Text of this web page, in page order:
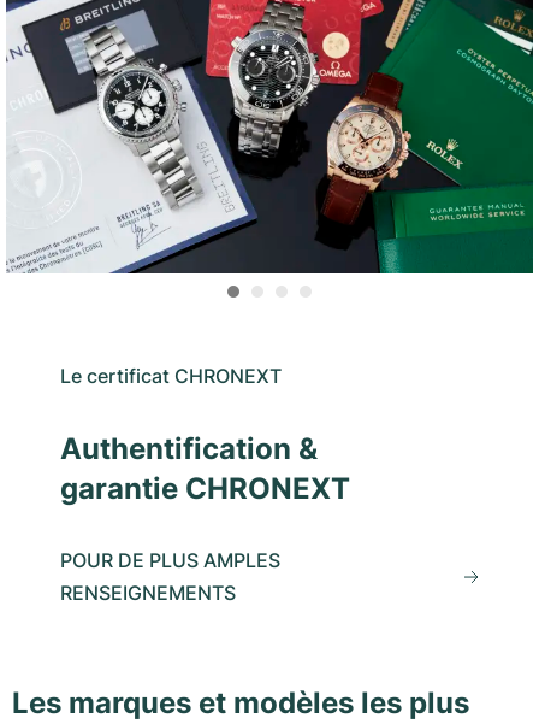
Le certificat CHRONEXT
Authentification &
garantie CHRONEXT
POUR DE PLUS AMPLES
RENSEIGNEMENTS
Les marques et modèles les plus